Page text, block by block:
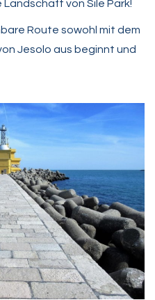
Landschaft von Sile Park!
Route sowohl mit dem
Jesolo aus beginnt und